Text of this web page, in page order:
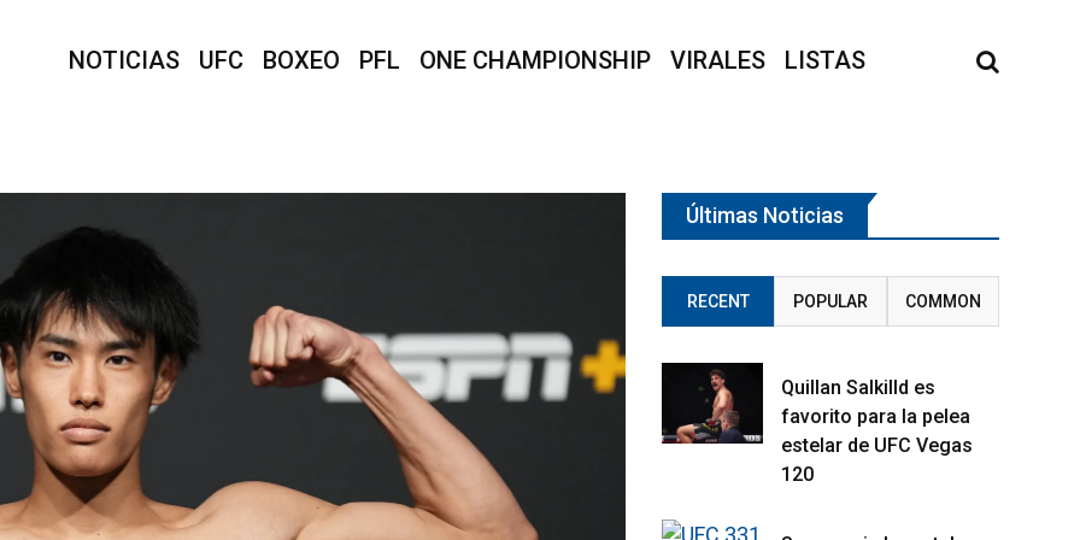
NOTICIAS UFC BOXEO PFL ONE CHAMPIONSHIP VIRALES LISTAS
Últimas Noticias
RECENT POPULAR COMMON
Quillan Salkilld es
favorito para la pelea
estelar de UFC Vegas
120